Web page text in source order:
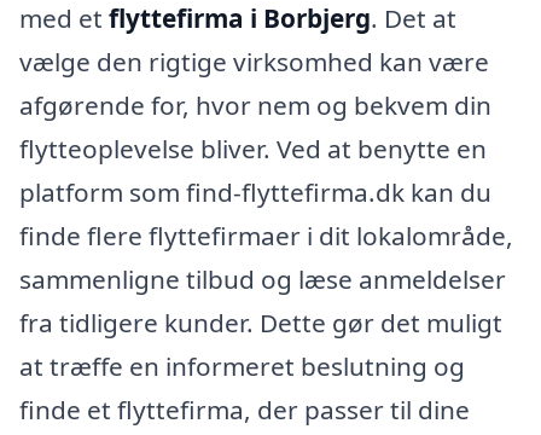
med et flyttefirma i Borbjerg. Det at
vælge den rigtige virksomhed kan være
afgørende for, hvor nem og bekvem din
flytteoplevelse bliver. Ved at benytte en
platform som find-flyttefirma.dk kan du
finde flere flyttefirmaer i dit lokalområde,
sammenligne tilbud og læse anmeldelser
fra tidligere kunder. Dette gør det muligt
at træffe en informeret beslutning og
finde et flyttefirma, der passer til dine